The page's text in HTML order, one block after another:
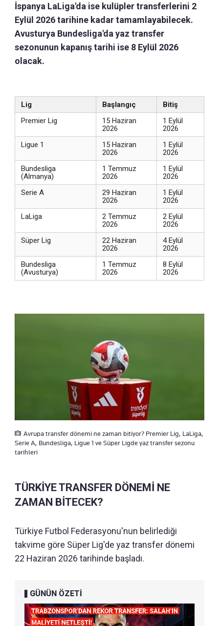
İspanya LaLiga'da ise kulüpler transferlerini 2
Eylül 2026 tarihine kadar tamamlayabilecek.
Avusturya Bundesliga'da yaz transfer
sezonunun kapanış tarihi ise 8 Eylül 2026
olacak.
Lig Başlangıç
Bitiş
Premier Lig
15 Haziran
2026
1 Eylül
2026
Ligue 1
15 Haziran
2026
1 Eylül
2026
Bundesliga
(Almanya)
1 Temmuz
2026
1 Eylül
2026
Serie A
29 Haziran
2026
1 Eylül
2026
LaLiga
2 Temmuz
2026
2 Eylül
2026
Süper Lig
22 Haziran
2026
4 Eylül
2026
Bundesliga
(Avusturya)
1 Temmuz
2026
8 Eylül
2026
Avrupa transfer dönemi ne zaman bitiyor? Premier Lig, LaLiga,
Serie A, Bundesliga, Ligue 1 ve Süper Ligde yaz transfer sezonu
tarihleri
TÜRKİYE TRANSFER DÖNEMİ NE
ZAMAN BİTECEK?
Türkiye Futbol Federasyonu'nun belirlediği
takvime göre Süper Lig'de yaz transfer dönemi
22 Haziran 2026 tarihinde başladı.
GÜNÜN ÖZETİ